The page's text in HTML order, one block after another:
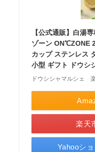
【公式通販】白湯
ゾーン ON℃ZONE
カップ ステンレス
小型 ギフト ドウシ
ドウシシャマルシェ
楽天
Yahooシ